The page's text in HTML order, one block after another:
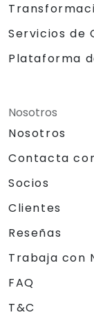
Servicios de
Plataforma
Nosotros
Nosotros
Contacta
Socios
Clientes
Reseñas
Trabaja con
FAQ
T&C